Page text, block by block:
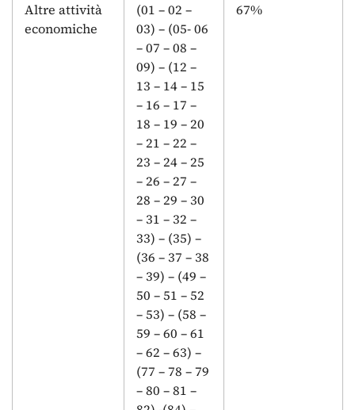
Altre attività
economiche
(01 – 02 –
03) – (05- 06
– 07 – 08 –
09) – (12 –
13 – 14 – 15
– 16 – 17 –
18 – 19 – 20
– 21 – 22 –
23 – 24 – 25
– 26 – 27 –
28 – 29 – 30
– 31 – 32 –
33) – (35) –
(36 – 37 – 38
– 39) – (49 –
50 – 51 – 52
– 53) – (58 –
59 – 60 – 61
– 62 – 63) –
(77 – 78 – 79
– 80 – 81 –
67%